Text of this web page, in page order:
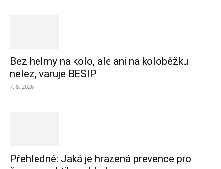
Bez helmy na kolo, ale ani na koloběžku
nelez, varuje BESIP
7. 8. 2026
Přehledně: Jaká je hrazená prevence pro